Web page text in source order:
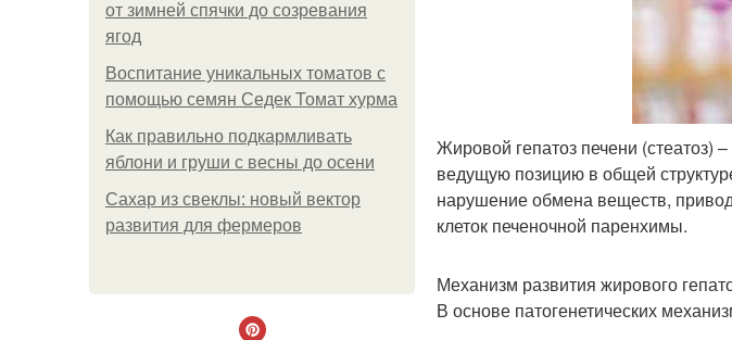
от зимней спячки до созревания
ягод
Воспитание уникальных томатов с
помощью семян Седек Томат хурма
Как правильно подкармливать
яблони и груши с весны до осени
Сахар из свеклы: новый вектор
развития для фермеров
Жировой гепатоз печени (стеатоз)
ведущую позицию в общей
нарушение обмена веществ,
клеток печеночной паренхимы.
Механизм развития жирового
В основе патогенетических